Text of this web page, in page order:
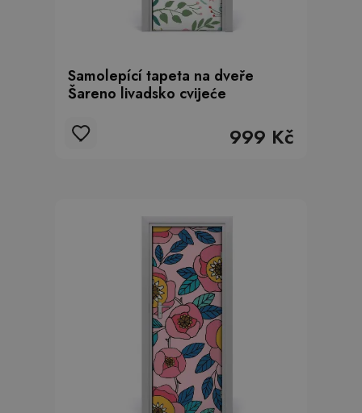
Samolepící tapeta na dveře
Šareno livadsko cvijeće
999 Kč